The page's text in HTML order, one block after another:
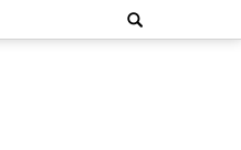
Search
for: